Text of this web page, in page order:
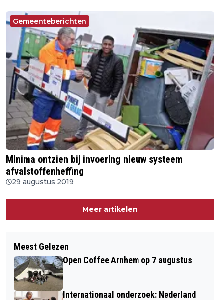
Gemeenteberichten
Minima ontzien bij invoering nieuw systeem
afvalstoffenheffing
29 augustus 2019
Meer artikelen
Meest Gelezen
Open Coffee Arnhem op 7 augustus
Internationaal onderzoek: Nederland